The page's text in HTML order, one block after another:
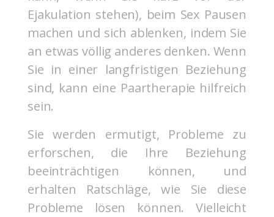
Ejakulation stehen), beim Sex Pausen
machen und sich ablenken, indem Sie
an etwas völlig anderes denken. Wenn
Sie in einer langfristigen Beziehung
sind, kann eine Paartherapie hilfreich
sein.
Sie werden ermutigt, Probleme zu
erforschen, die Ihre Beziehung
beeinträchtigen können, und
erhalten Ratschläge, wie Sie diese
Probleme lösen können. Vielleicht